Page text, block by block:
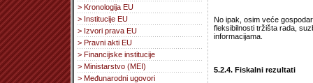
> Kronologija EU
> Institucije EU
> Izvori prava EU
> Pravni akti EU
> Financijske institucije
> Ministarstvo (MEI)
> Međunarodni ugovori
No ipak, osim veće
fleksibilnosti tržišta rada,
informacijama.
5.2.4. Fiskalni rezultati